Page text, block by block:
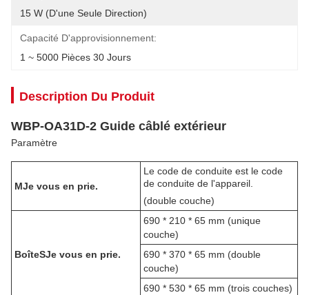
15 W (d'une Seule Direction)
Capacité D'approvisionnement:
1 ~ 5000 Pièces 30 Jours
Description Du Produit
WBP-OA31D-2 Guide câblé extérieur
Paramètre
MJe vous en prie.
Le code de conduite est le code
de conduite de l'appareil.
(double couche)
BoîteSJe vous en prie.
690 * 210 * 65 mm (unique
couche)
690 * 370 * 65 mm (double
couche)
690 * 530 * 65 mm (trois couches)